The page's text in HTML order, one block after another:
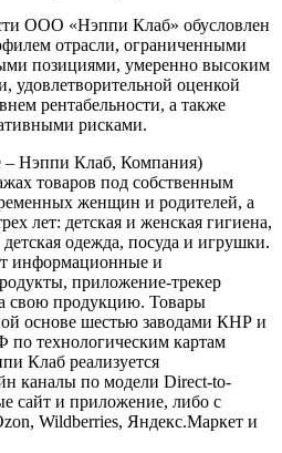
ООО «Нэппи Клаб» обусловлен
отрасли, ограниченными
позициями, умеренно высоким
удовлетворительной оценкой
рентабельности, а также
рисками.
Нэппи Клаб, Компания)
товаров под собственным
женщин и родителей, а
лет: детская и женская гигиена,
одежда, посуда и игрушки.
информационные и
приложение-трекер
свою продукцию. Товары
основе шестью заводами КНР и
по технологическим картам
Клаб реализуется
каналы по модели Direct-to-
сайт и приложение, либо с
Wildberries, Яндекс.Маркет и